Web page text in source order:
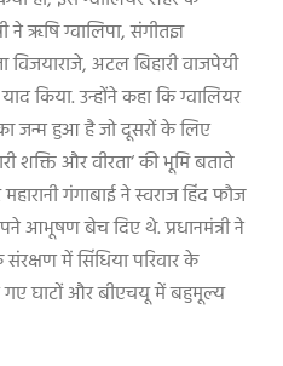
ने ऋषि ग्वालिपा,संगीतज्ञ
विजयाराजे,अटल बिहारी वाजपेयी
किया. उन्होंने कहा कि ग्वालियर
जन्म हुआ है जो दूसरों के लिए
शक्ति और वीरता‘की भूमि बताते
गंगाबाई ने स्वराज हिंद फौज
आभूषण बेच दिए थे. प्रधानमंत्री ने
में सिंधिया परिवार के
गए घाटों और बीएचयू में बहुमूल्य